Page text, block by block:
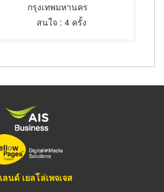
กรุงเทพมหานคร
สนใจ : 4 ครั้ง
นด์ เยลโล่เพจเจส